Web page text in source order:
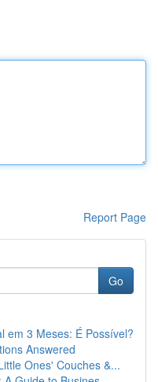
Report Page
Go
em 3 Meses: É Possível?
Answered
Ones' Couches &...